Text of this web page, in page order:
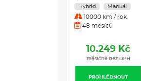
Ibrida 175k AT7
SPORT
SPECIALE *685*
Hybrid Manuál
10000 km / rok
48 měsíců
PROHLÉDNOUT
10.249 Kč
měsíčně bez DPH